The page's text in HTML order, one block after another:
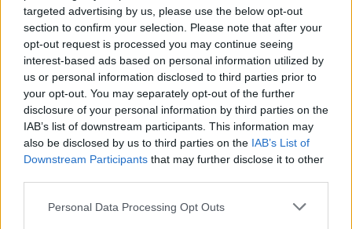
targeted advertising by us, please use the below opt-out
section to confirm your selection. Please note that after your
opt-out request is processed you may continue seeing
interest-based ads based on personal information utilized by
us or personal information disclosed to third parties prior to
your opt-out. You may separately opt-out of the further
disclosure of your personal information by third parties on the
IAB’s list of downstream participants. This information may
also be disclosed by us to third parties on the IAB’s List of
Downstream Participants that may further disclose it to other
Personal Data Processing Opt Outs
Eduline
Átlagos feladatlapot kaptak a középszinten
vizsgázók kémiából
A nekünk nyilatkozó szakértő szerint korrekt feladatlapot kaptak a
középszinten vizsgázók.
Eduline